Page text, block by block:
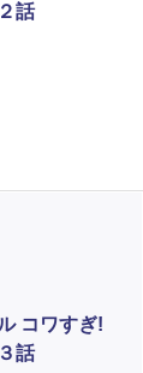
話
コワすぎ!
話